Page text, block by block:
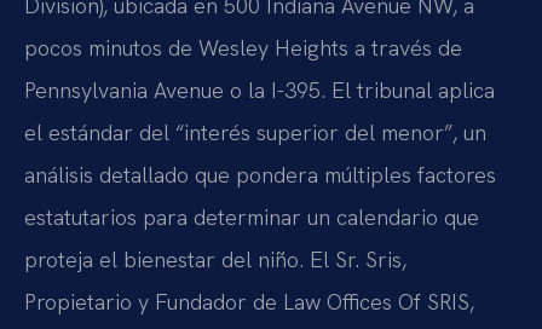
Division), ubicada en 500 Indiana Avenue NW, a
pocos minutos de Wesley Heights a través de
Pennsylvania Avenue o la I-395. El tribunal aplica
el estándar del “interés superior del menor”, un
análisis detallado que pondera múltiples factores
estatutarios para determinar un calendario que
proteja el bienestar del niño. El Sr. Sris,
Propietario y Fundador de Law Offices Of SRIS,